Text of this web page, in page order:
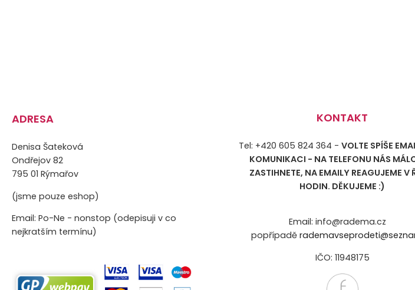
ADRESA
Denisa Šateková
Ondřejov 82
795 01 Rýmařov
(jsme pouze eshop)
Email: Po-Ne - nonstop (odepisuji v co
nejkratším termínu)
KONTAKT
Tel: +420 605 824 364 -VOLTE SPÍŠE
KOMUNIKACI - NA TELEFONU NÁS
ZASTIHNETE, NA EMAILY REAGUJEME V
HODIN. DĚKUJEME :)
Email: info@radema.cz
popřípadě
IČO: 11948175